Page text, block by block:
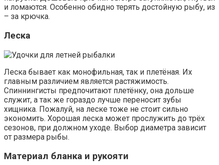
и ломаются. Особенно обидно терять достойную рыбу, из
– за крючка.
Леска
Леска бывает как монофильная, так и плетёная. Их
главным различием является растяжимость.
Спиннингисты предпочитают плетёнку, она дольше
служит, а так же гораздо лучше переносит зубы
хищника. Пожалуй, на леске тоже не стоит сильно
экономить. Хорошая леска может прослужить до трёх
сезонов, при должном уходе. Выбор диаметра зависит
от размера рыбы.
Материал бланка и рукояти